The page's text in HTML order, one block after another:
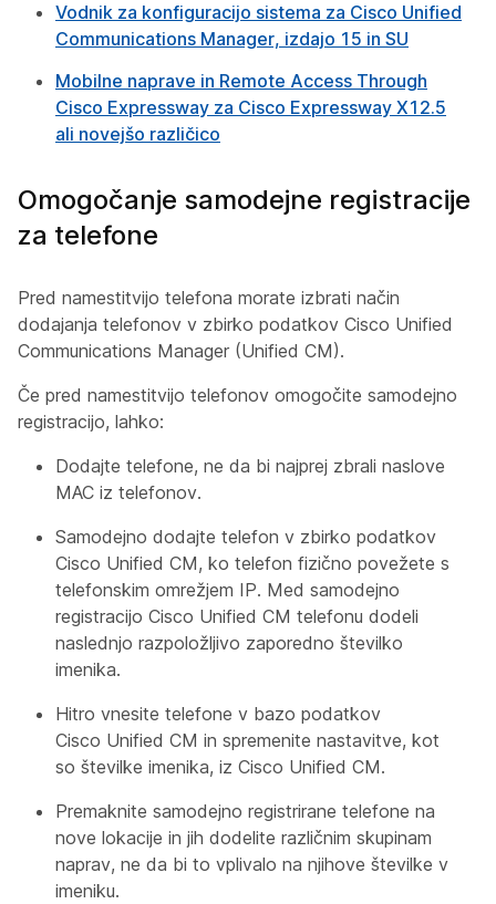
Vodnik za konfiguracijo sistema za Cisco Unified
Communications Manager, izdajo 15 in SU
Mobilne naprave in Remote Access Through
Cisco Expressway za Cisco Expressway X12.5
ali novejšo različico
Omogočanje samodejne registracije
za telefone
Pred namestitvijo telefona morate izbrati način
dodajanja telefonov v zbirko podatkov Cisco Unified
Communications Manager (Unified CM).
Če pred namestitvijo telefonov omogočite samodejno
registracijo, lahko:
Dodajte telefone, ne da bi najprej zbrali naslove
MAC iz telefonov.
Samodejno dodajte telefon v zbirko podatkov
Cisco Unified CM, ko telefon fizično povežete s
telefonskim omrežjem IP. Med samodejno
registracijo Cisco Unified CM telefonu dodeli
naslednjo razpoložljivo zaporedno številko
imenika.
Hitro vnesite telefone v bazo podatkov
Cisco Unified CM in spremenite nastavitve, kot
so številke imenika, iz Cisco Unified CM.
Premaknite samodejno registrirane telefone na
nove lokacije in jih dodelite različnim skupinam
naprav, ne da bi to vplivalo na njihove številke v
imeniku.